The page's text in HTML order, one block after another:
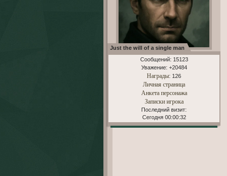
Just the will of a single man
Сообщений: 15123
Уважение: +20484
Награды: 126
Личная страница
Анкета персонажа
Записки игрока
Последний визит:
Сегодня 00:00:32